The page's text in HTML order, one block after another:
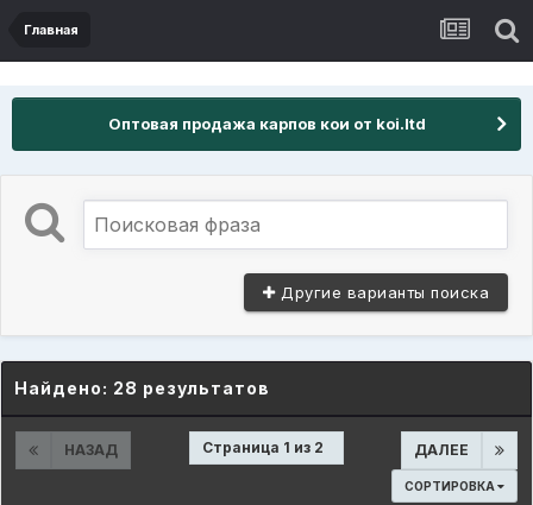
Главная
Оптовая продажа карпов кои от koi.ltd
Другие варианты поиска
Найдено: 28 результатов
НАЗАД ДАЛЕЕ
Страница 1 из 2
СОРТИРОВКА